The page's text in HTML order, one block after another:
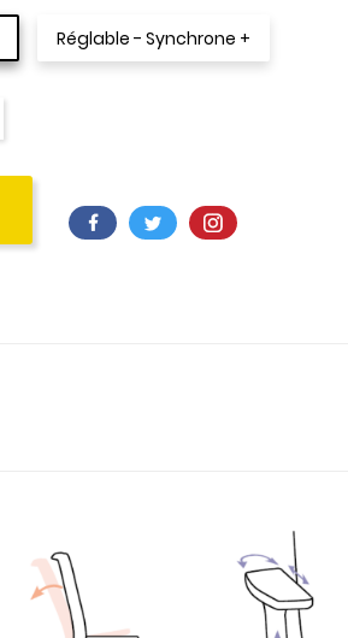
Réglable - Synchrone +